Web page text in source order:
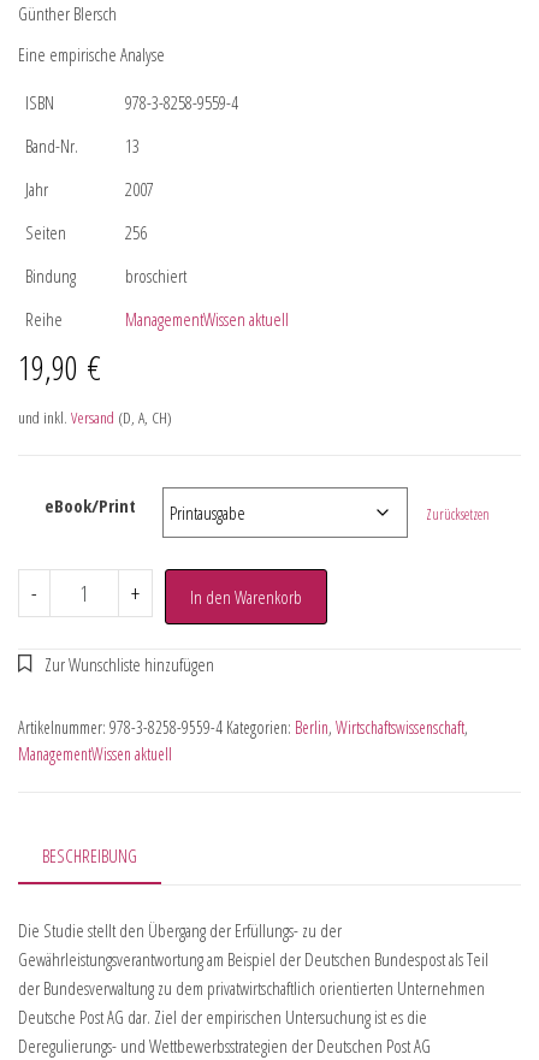
Günther Blersch
Eine empirische Analyse
ISBN
978-3-8258-9559-4
Band-Nr.
13
Jahr
2007
Seiten
256
Bindung
broschiert
Reihe
ManagementWissen aktuell
19,90 €
und inkl. Versand (D, A, CH)
eBook/Print Zurücksetzen
- + In den Warenkorb
Artikelnummer: 978-3-8258-9559-4 Kategorien: Berlin, Wirtschaftswissenschaft,
ManagementWissen aktuell
BESCHREIBUNG
Die Studie stellt den Übergang der Erfüllungs- zu der
Gewährleistungsverantwortung am Beispiel der Deutschen Bundespost als Teil
der Bundesverwaltung zu dem privatwirtschaftlich orientierten Unternehmen
Deutsche Post AG dar. Ziel der empirischen Untersuchung ist es die
Deregulierungs- und Wettbewerbsstrategien der Deutschen Post AG